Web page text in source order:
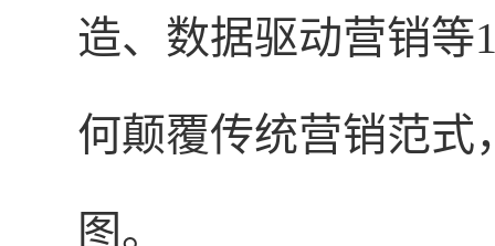
造、数据驱动营销等
何颠覆传统营销范式
图。